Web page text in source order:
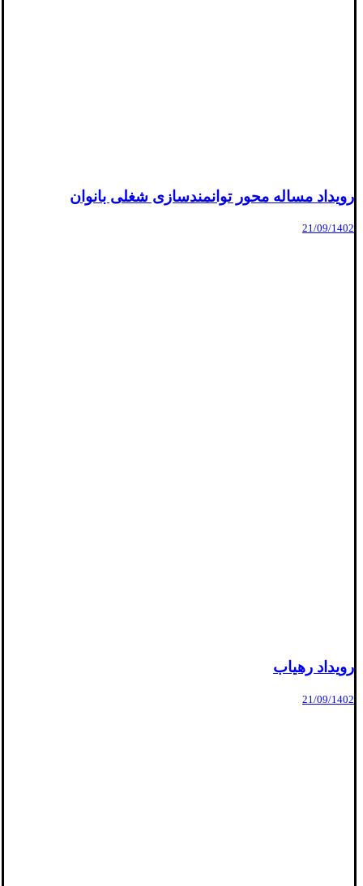
رویداد مساله محور توانمندسازی شغلی بانوان
21/09/1402
رویداد رهیاب
21/09/1402